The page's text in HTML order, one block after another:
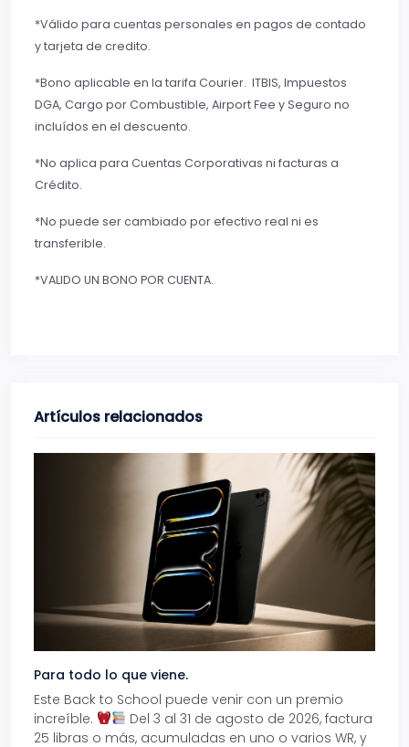
*Válido para cuentas personales en pagos de contado
y tarjeta de credito.
*Bono aplicable en la tarifa Courier. ITBIS, Impuestos
DGA, Cargo por Combustible, Airport Fee y Seguro no
incluídos en el descuento.
*No aplica para Cuentas Corporativas ni facturas a
Crédito.
*No puede ser cambiado por efectivo real ni es
transferible.
*VALIDO UN BONO POR CUENTA.
Artículos relacionados
Para todo lo que viene.
Este Back to School puede venir con un premio
increíble.
Del 3 al 31 de agosto de 2026, factura
25 libras o más, acumuladas en uno o varios WR, y